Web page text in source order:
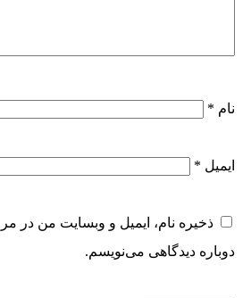
نام *
ایمیل *
ذخیره نام، ایمیل و وبسایت من در
دوباره دیدگاهی می‌نویسم.